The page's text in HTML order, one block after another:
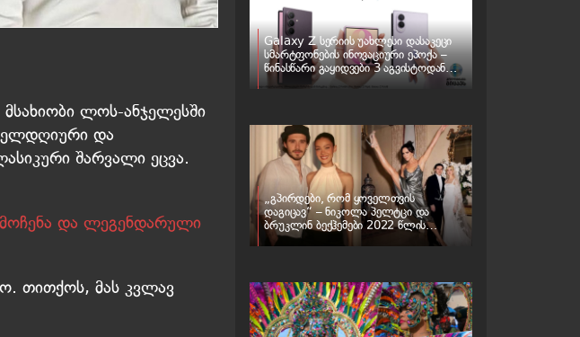
ლოს-ანჯელესში
და
შარვალი ეცვა.
და ლეგენდარული
თითქოს, მას კვლავ
Galaxy Z სერიის უახლესი დასაკეცი
სმარტფონების ინოვაციური ეპოქა –
წინასწარი გაყიდვები 3 აგვისტოდან
იწყება
„გპირდები, რომ ყოველთვის
დაგიცავ“ – ნიკოლა პელტცი და
ბრუკლინ ბექჰემები 2022 წლის
ქორწილს „ბათილად ცნობენ“ – რა